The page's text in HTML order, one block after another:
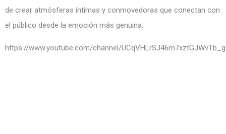
de crear atmósferas íntimas y conmovedoras que conectan con
el público desde la emoción más genuina.
https://www.youtube.com/channel/UCqVHLrSJ46m7xztGJWvTb_g